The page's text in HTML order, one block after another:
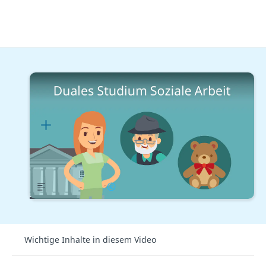
Duales Studium Duales Studium: Sozialwesen
Duales Studium Soziale Arbeit
Lernplan
Übersicht
Wichtige Inhalte in diesem Video